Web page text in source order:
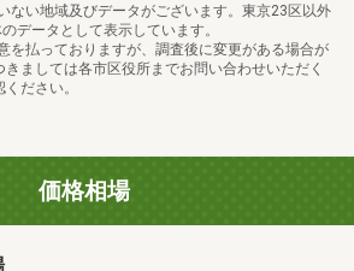
ない地域及びデータがございます。東京23区以外
データとして表示しています。
を払っておりますが、調査後に変更がある場合が
ましては各市区役所までお問い合わせいただく
ださい。
価格相場